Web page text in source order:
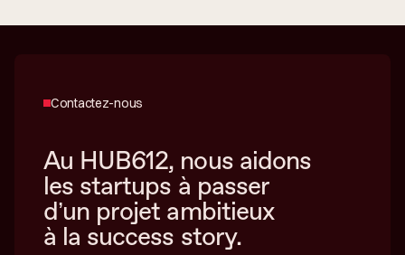
Contactez-nous
Au HUB612, nous aidons
les startups à passer
d’un projet ambitieux
à la success story.